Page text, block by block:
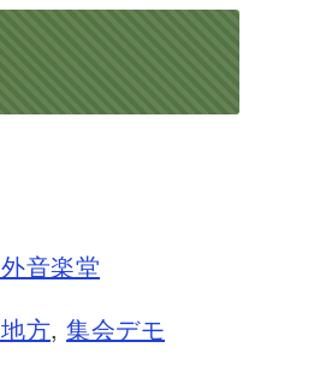
音楽堂
方, 集会デモ